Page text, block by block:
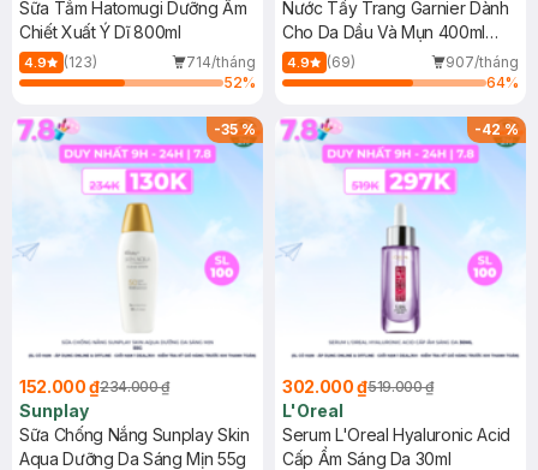
Sữa Tắm Hatomugi Dưỡng Ẩm
Chiết Xuất Ý Dĩ 800ml
4.9 (123)
714/tháng
52%
Nước Tẩy Trang Garnier Dành
Cho Da Dầu Và Mụn 400ml
(Mới)
4.9 (69)
907/tháng
64%
-35%
152.000 ₫234.000 ₫
Sunplay
Sữa Chống Nắng Sunplay Skin
Aqua Dưỡng Da Sáng Mịn 55g
-42%
302.000 ₫519.000 ₫
L'Oreal
Serum L'Oreal Hyaluronic Acid
Cấp Ẩm Sáng Da 30ml